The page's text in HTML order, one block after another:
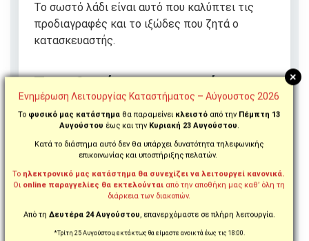
Το σωστό λάδι είναι αυτό που καλύπτει τις
προδιαγραφές και το ιξώδες που ζητά ο
κατασκευαστής.
Τι να θυμάσαι πρακτικά
Μην αργείς την αλλαγή
Τα λάδια δεν είναι σημείο για “λίγο ακόμα”.
Εκεί ξεκινάνε οι χαζές φθορές που μετά
πληρώνονται ακριβά.
+
Ενημέρωση Λειτουργίας Καταστήματος – Αύγουστος 2026
Το φυσικό μας κατάστημα θα παραμείνει κλειστό από την Πέμπτη 13
Αυγούστου έως και τηνΚυριακή 23 Αυγούστου.
Κατά το διάστημα αυτό δεν θα υπάρχει δυνατότητα τηλεφωνικής
επικοινωνίας και υποστήριξης πελατών.
Το ηλεκτρονικό μας κατάστημα θα συνεχίζει να λειτουργεί κανονικά.
Οι online παραγγελίες θα εκτελούνται από την αποθήκη μας καθ’ όλη τη
διάρκεια των διακοπών.
Από τη Δευτέρα 24 Αυγούστου, επανερχόμαστε σε πλήρη λειτουργία.
*Τρίτη 25 Αυγούστου, εκτάκτως θα είμαστε ανοικτά έως τις 18:00.